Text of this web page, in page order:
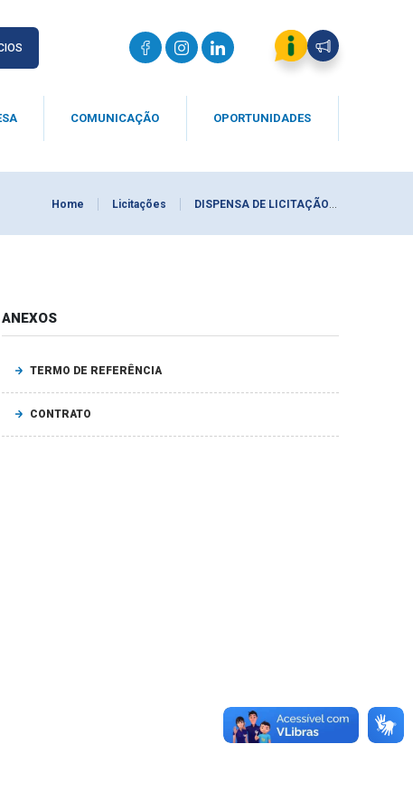
COMUNICAÇÃO OPORTUNIDADES
Home Licitações DISPENSA DE LICITAÇÃO 0002/2026
ANEXOS
TERMO DE REFERÊNCIA
CONTRATO